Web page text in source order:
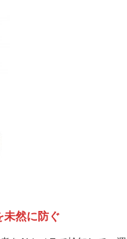
未然に防ぐ